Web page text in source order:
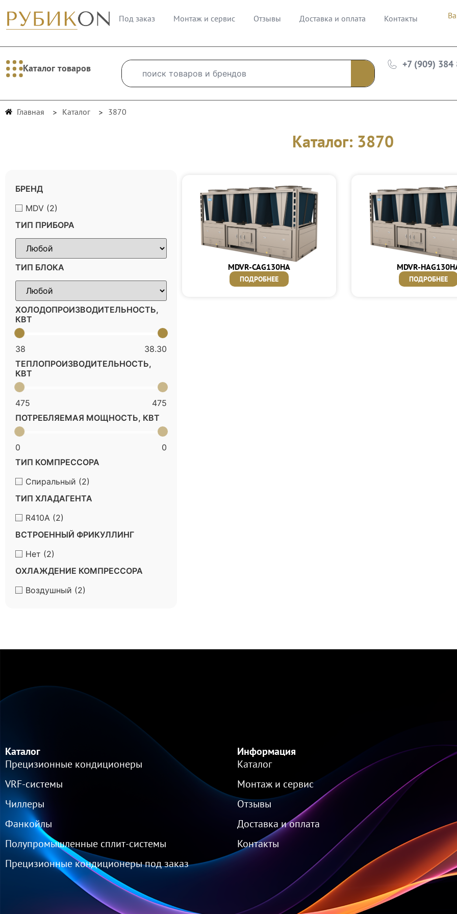
Под заказ Монтаж и сервис Отзывы Доставка и оплата Контакты
Каталог товаров +7 (909) 384
Главная Каталог 3870
Каталог: 3870
БРЕНД
MDV (2)
ТИП ПРИБОРА
ТИП БЛОКА
ХОЛОДОПРОИЗВОДИТЕЛЬНОСТЬ,
КВТ
38
38.30
ТЕПЛОПРОИЗВОДИТЕЛЬНОСТЬ,
КВТ
475
475
ПОТРЕБЛЯЕМАЯ МОЩНОСТЬ, КВТ
0
0
ТИП КОМПРЕССОРА
Спиральный (2)
ТИП ХЛАДАГЕНТА
R410A (2)
ВСТРОЕННЫЙ ФРИКУЛЛИНГ
Нет (2)
ОХЛАЖДЕНИЕ КОМПРЕССОРА
Воздушный (2)
MDVR-CAG130HA
ПОДРОБНЕЕ
MDVR-
ПОДРОБНЕЕ
Каталог
Прецизионные кондиционеры
VRF-cистемы
Чиллеры
Фанкойлы
Полупромышленные сплит-системы
Прецизионные кондиционеры под заказ
Информация
Каталог
Монтаж и сервис
Отзывы
Доставка и оплата
Контакты